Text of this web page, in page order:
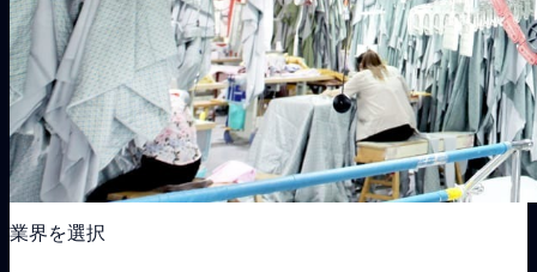
業界を選択